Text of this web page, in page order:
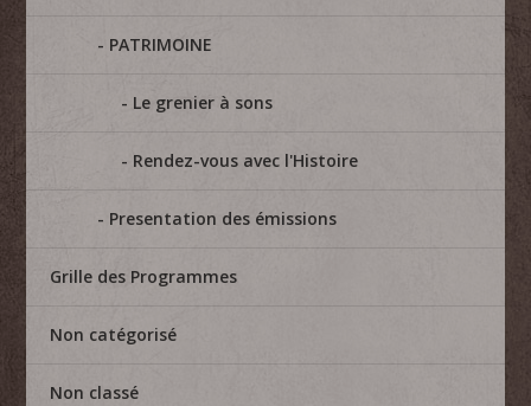
PATRIMOINE
Le grenier à sons
Rendez-vous avec l'Histoire
Presentation des émissions
Grille des Programmes
Non catégorisé
Non classé